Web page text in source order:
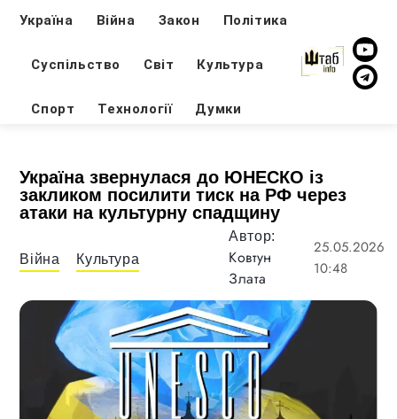
Україна Війна Закон Політика
Суспільство Світ Культура
Спорт Технології Думки
Україна звернулася до ЮНЕСКО із
закликом посилити тиск на РФ через
атаки на культурну спадщину
Війна Культура
Автор:
Ковтун
Злата
25.05.2026
10:48